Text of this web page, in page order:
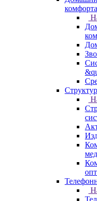
комфорта